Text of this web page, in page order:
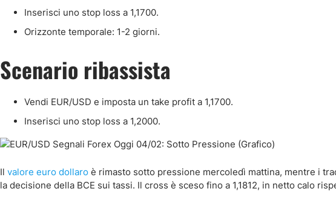
Inserisci uno stop loss a 1,1700.
Orizzonte temporale: 1-2 giorni.
Scenario ribassista
Vendi EUR/USD e imposta un take profit a 1,1700.
Inserisci uno stop loss a 1,2000.
Il valore euro dollaro è rimasto sotto pressione mercoledì mattina, mentre i
la decisione della BCE sui tassi. Il cross è sceso fino a 1,1812, in netto calo